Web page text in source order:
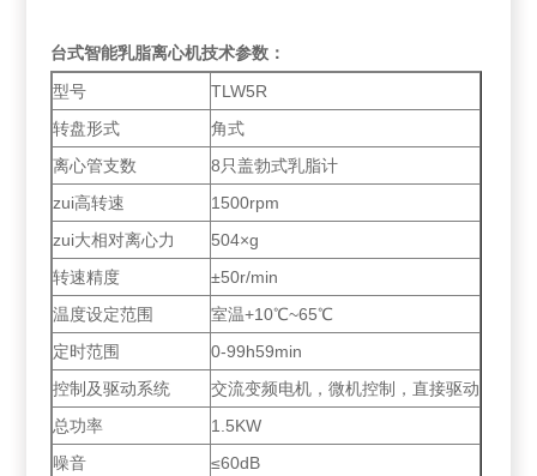
台式智能乳脂离心机技术参数：
型号
TLW5R
转盘形式
角式
离心管支数
8只盖勃式乳脂计
zui高转速
1500rpm
zui大相对离心力
504×g
转速精度
±50r/min
温度设定范围
室温+10℃~65℃
定时范围
0-99h59min
控制及驱动系统
交流变频电机，微机控制，直接驱动
总功率
1.5KW
噪音
≤60dB